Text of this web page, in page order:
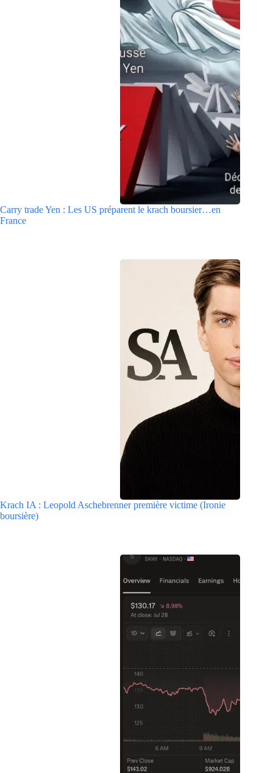
Carry trade Yen : Les US préparent le krach boursier…en
France
Krach IA : Leopold Aschebrenner première victime (Ironie
boursière)